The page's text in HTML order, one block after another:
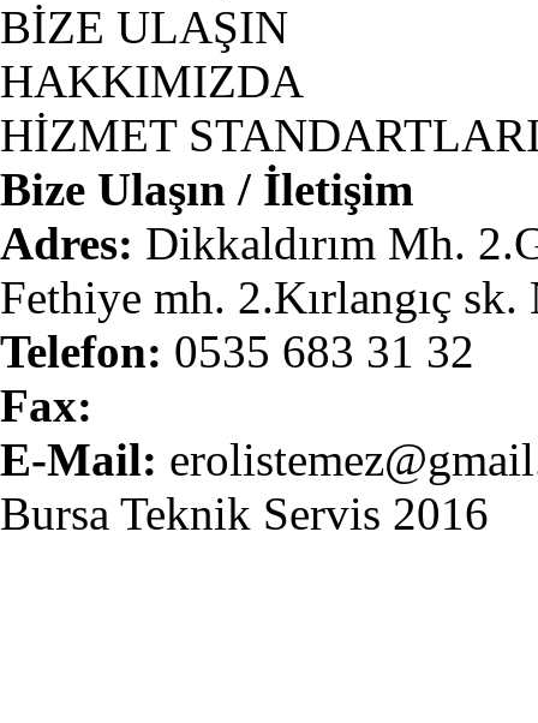
BİZE ULAŞIN
HAKKIMIZDA
HİZMET
Bize Ulaşın / İletişim
Adres: Dikkaldırım Mh.
Fethiye mh. 2.Kırlangıç
Telefon: 0535 683 31 32
Fax:
E-Mail:
Bursa Teknik Servis 2016